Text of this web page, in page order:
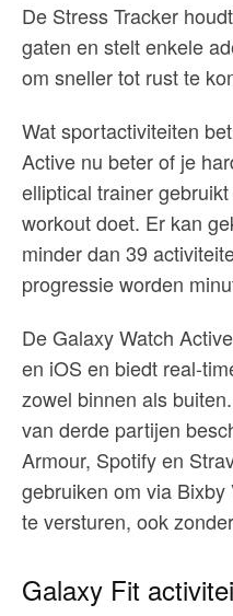
De Stress Tracker
gaten en stelt enkele
om sneller tot rust te
Wat sportactiviteiten
Active nu beter of je
elliptical trainer
workout doet. Er kan
minder dan 39
progressie worden
De Galaxy Watch
en iOS en biedt real-
zowel binnen als
van derde partijen
Armour, Spotify en
gebruiken om via
te versturen, ook
Galaxy Fit